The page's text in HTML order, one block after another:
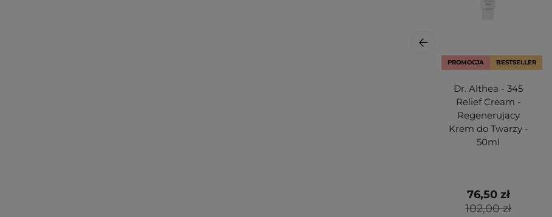
PROMOCJA BESTSELLER
Dr. Althea - 345
Relief Cream -
Regenerujący
Krem do Twarzy -
50ml
102,00 zł
76,50 zł